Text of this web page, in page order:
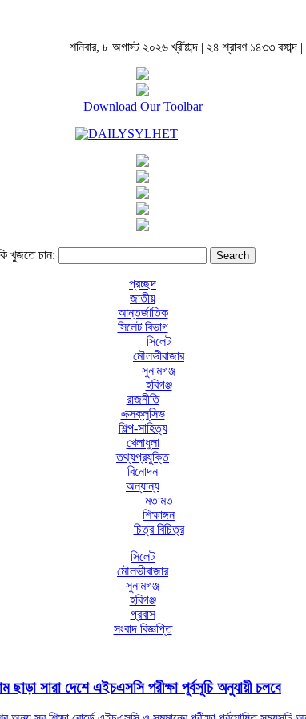
শনিবার, ৮ অগাস্ট ২০২৬ খ্রীষ্টাব্দ | ২৪ শ্রাবণ ১৪৩৩ বঙ্গাব্দ |
Download Our Toolbar
খুজতে চান:
প্রচ্ছদ
জাতীয়
আন্তর্জাতিক
সিলেট বিভাগ
সিলেট
মৌলভীবাজার
সুনামগঞ্জ
হবিগঞ্জ
রাজনীতি
এক্সক্লুসিভ
শিল্প-সাহিত্য
খেলাধুলা
তথ্যপ্রযুক্তি
বিনোদন
অন্যান্য
মতামত
শিক্ষাঙ্গন
চিত্র বিচিত্র
সিলেট
মৌলভীবাজার
সুনামগঞ্জ
হবিগঞ্জ
প্রবাস
সংবাদ বিজ্ঞপ্তি
ছাড়া সারা দেশে এইচএসসি পরীক্ষা পূর্বসূচি অনুযায়ী চলবে